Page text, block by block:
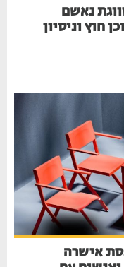
נאשם
חוץ וניסיון
אישרה